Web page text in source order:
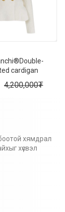
cardigan
4,200,000₮
хямдрал
хүсвэл